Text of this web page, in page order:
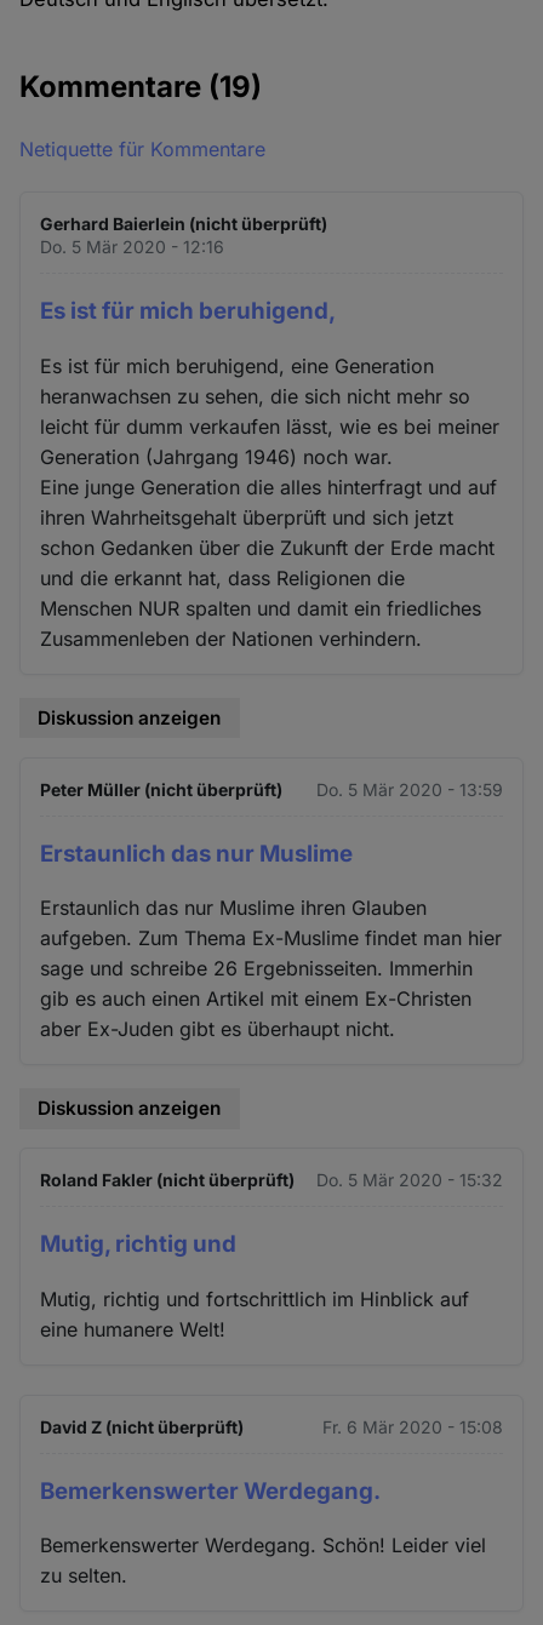
Kommentare (19)
Netiquette für Kommentare
Gerhard Baierlein (nicht überprüft)
Do. 5 Mär 2020 - 12:16
Es ist für mich beruhigend,
Es ist für mich beruhigend, eine Generation
heranwachsen zu sehen, die sich nicht mehr so
leicht für dumm verkaufen lässt, wie es bei meiner
Generation (Jahrgang 1946) noch war.
Eine junge Generation die alles hinterfragt und auf
ihren Wahrheitsgehalt überprüft und sich jetzt
schon Gedanken über die Zukunft der Erde macht
und die erkannt hat, dass Religionen die
Menschen NUR spalten und damit ein friedliches
Zusammenleben der Nationen verhindern.
Diskussion anzeigen
Peter Müller (nicht überprüft) Do. 5 Mär 2020 - 13:59
Erstaunlich das nur Muslime
Erstaunlich das nur Muslime ihren Glauben
aufgeben. Zum Thema Ex-Muslime findet man hier
sage und schreibe 26 Ergebnisseiten. Immerhin
gib es auch einen Artikel mit einem Ex-Christen
aber Ex-Juden gibt es überhaupt nicht.
Diskussion anzeigen
Roland Fakler (nicht überprüft) Do. 5 Mär 2020 - 15:32
Mutig, richtig und
Mutig, richtig und fortschrittlich im Hinblick auf
eine humanere Welt!
David Z (nicht überprüft) Fr. 6 Mär 2020 - 15:08
Bemerkenswerter Werdegang.
Bemerkenswerter Werdegang. Schön! Leider viel
zu selten.